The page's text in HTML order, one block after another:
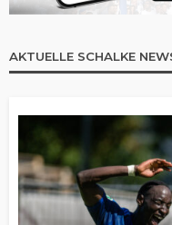
AKTUELLE SCHALKE